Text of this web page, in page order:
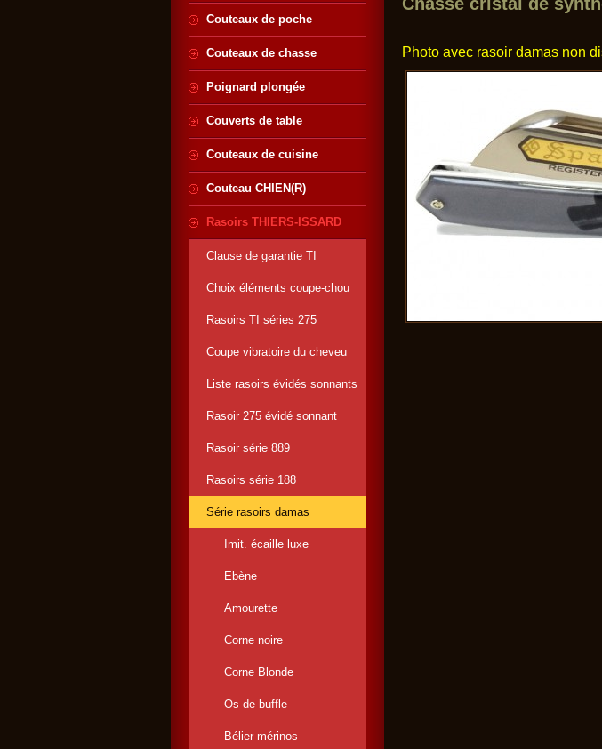
Photo avec rasoir damas non
Couteaux de poche
Couteaux de chasse
Poignard plongée
Couverts de table
Couteaux de cuisine
Couteau CHIEN(R)
Rasoirs THIERS-ISSARD
Clause de garantie TI
Choix éléments coupe-chou
Rasoirs TI séries 275
Coupe vibratoire du cheveu
Liste rasoirs évidés sonnants
Rasoir 275 évidé sonnant
Rasoir série 889
Rasoirs série 188
Série rasoirs damas
Imit. écaille luxe
Ebène
Amourette
Corne noire
Corne Blonde
Os de buffle
Bélier mérinos